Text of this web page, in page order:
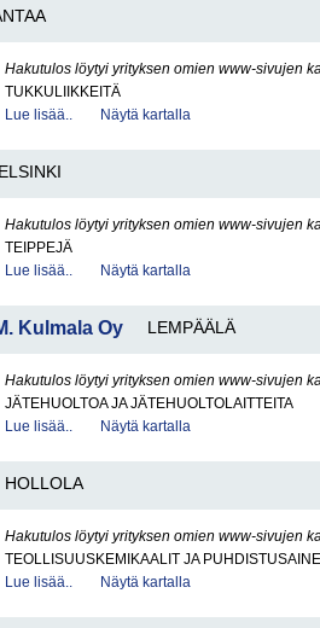
Hakutulos löytyi yrityksen omien www-sivujen
TUKKULIIKKEITÄ
Lue lisää..
Näytä kartalla
Hakutulos löytyi yrityksen omien www-sivujen
TEIPPEJÄ
Lue lisää..
Näytä kartalla
Kulmala Oy LEMPÄÄLÄ
Hakutulos löytyi yrityksen omien www-sivujen
JÄTEHUOLTOA JA JÄTEHUOLTOLAITTEITA
Lue lisää..
Näytä kartalla
HOLLOLA
Hakutulos löytyi yrityksen omien www-sivujen
TEOLLISUUSKEMIKAALIT JA
Lue lisää..
Näytä kartalla